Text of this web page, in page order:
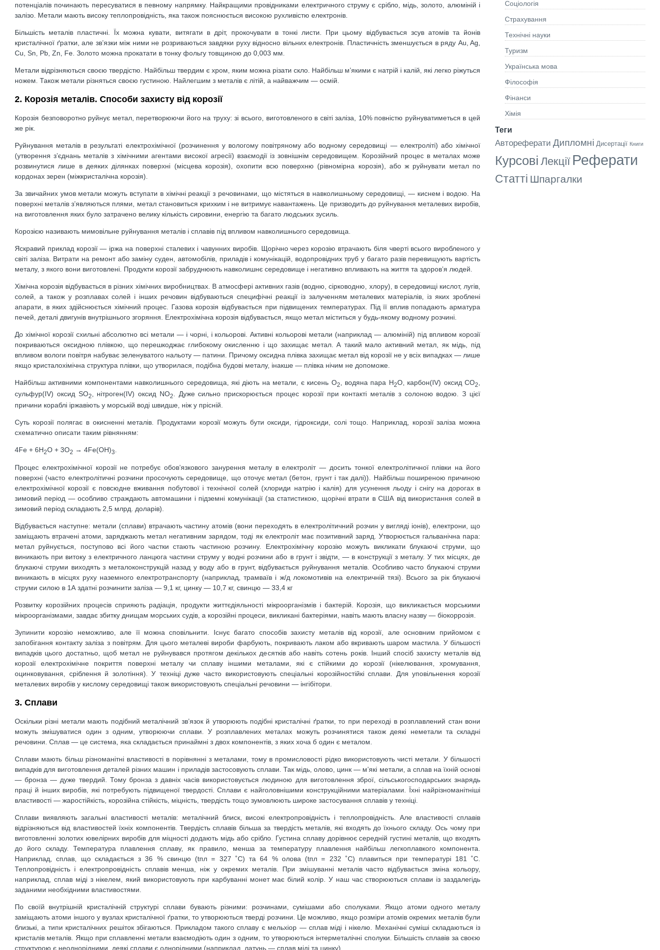
потенціалів починають пересуватися в певному напрямку. Найкращими провідниками електричного струму є срібло, мідь, золото, алюміній і
залізо. Метали мають високу теплопровідність, яка також пояснюється високою рухливістю електронів.
Більшість металів пластичні. Їх можна кувати, витягати в дріт, прокочувати в тонкі листи. При цьому відбувається зсув атомів та йонів
кристалічної ґратки, але зв’язки між ними не розриваються завдяки руху відносно вільних електронів. Пластичність зменшується в ряду Au, Ag,
Cu, Sn, Pb, Zn, Fe. Золото можна прокатати в тонку фольгу товщиною до 0,003 мм.
Метали відрізняються своєю твердістю. Найбільш твердим є хром, яким можна різати скло. Найбільш м’якими є натрій і калій, які легко ріжуться
ножем. Також метали різняться своєю густиною. Найлегшим з металів є літій, а найважчим — осмій.
2. Корозія металів. Способи захисту від корозії
Корозія безповоротно руйнує метал, перетворюючи його на труху: зі всього, виготовленого в світі заліза, 10% повністю руйнуватиметься в цей
же рік.
Руйнування металів в результаті електрохімічної (розчинення у вологому повітряному або водному середовищі — електроліті) або хімічної
(утворення з’єднань металів з хімічними агентами високої агресії) взаємодії із зовнішнім середовищем. Корозійний процес в металах може
розвинутися лише в деяких ділянках поверхні (місцева корозія), охопити всю поверхню (рівномірна корозія), або ж руйнувати метал по
кордонах зерен (міжкристалічна корозія).
За звичайних умов метали можуть вступати в хімічні реакції з речовинами, що містяться в навколишньому середовищі, ― киснем і водою. На
поверхні металів з’являються плями, метал становиться крихким і не витримує навантажень. Це призводить до руйнування металевих виробів,
на виготовлення яких було затрачено велику кількість сировини, енергію та багато людських зусиль.
Корозією називають мимовільне руйнування металів і сплавів під впливом навколишнього середовища.
Яскравий приклад корозії ― іржа на поверхні сталевих і чавунних виробів. Щорічно через корозію втрачають біля чверті всього виробленого у
світі заліза. Витрати на ремонт або заміну суден, автомобілів, приладів і комунікацій, водопровідних труб у багато разів перевищують вартість
металу, з якого вони виготовлені. Продукти корозії забруднюють навколишнє середовище і негативно впливають на життя та здоров’я людей.
Хімічна корозія відбувається в різних хімічних виробництвах. В атмосфері активних газів (водню, сірководню, хлору), в середовищі кислот, лугів,
солей, а також у розплавах солей і інших речовин відбуваються специфічні реакції із залученням металевих матеріалів, із яких зроблені
апарати, в яких здійснюється хімічний процес. Газова корозія відбувається при підвищених температурах. Під її вплив попадають арматура
печей, деталі двигунів внутрішнього згоряння. Електрохімічна корозія відбувається, якщо метал міститься у будь-якому водному розчині.
До хімічної корозії схильні абсолютно всі метали — і чорні, і кольорові. Активні кольорові метали (наприклад — алюміній) під впливом корозії
покриваються оксидною плівкою, що перешкоджає глибокому окисленню і що захищає метал. А такий мало активний метал, як мідь, під
впливом вологи повітря набуває зеленуватого нальоту — патини. Причому оксидна плівка захищає метал від корозії не у всіх випадках — лише
якщо кристалохімічна структура плівки, що утворилася, подібна будові металу, інакше — плівка нічим не допоможе.
Найбільш активними компонентами навколишнього середовища, які діють на метали, є кисень О2 , водяна пара Н2О, карбон(IV) оксид СО2
сульфур(IV) оксид SО2 , нітроген(IV) оксид NО2
. Дуже сильно прискорюється процес корозії при контакті металів з солоною водою. З цієї
причини кораблі іржавіють у морській воді швидше, ніж у прісній.
Суть корозії полягає в окисненні металів. Продуктами корозії можуть бути оксиди, гідроксиди, солі тощо. Наприклад, корозії заліза можна
схематично описати таким рівнянням:
4Fe + 6H2O + 3O2 → 4Fe(OH)3
Процес електрохімічної корозії не потребує обов’язкового занурення металу в електроліт — досить тонкої електролітичної плівки на його
поверхні (часто електролітичні розчини просочують середовище, що оточує метал (бетон, грунт і так далі)). Найбільш поширеною причиною
електрохімічної корозії є повсюдне вживання побутової і технічної солей (хлориди натрію і калія) для усунення льоду і снігу на дорогах в
зимовий період — особливо страждають автомашини і підземні комунікації (за статистикою, щорічні втрати в США від використання солей в
зимовий період складають 2,5 млрд. доларів).
Відбувається наступне: метали (сплави) втрачають частину атомів (вони переходять в електролітичний розчин у вигляді іонів), електрони, що
заміщають втрачені атоми, заряджають метал негативним зарядом, тоді як електроліт має позитивний заряд. Утворюється гальванічна пара:
метал руйнується, поступово всі його частки стають частиною розчину. Електрохімічну корозію можуть викликати блукаючі струми, що
виникають при витоку з електричного ланцюга частини струму у водні розчини або в грунт і звідти, — в конструкції з металу. У тих місцях, де
блукаючі струми виходять з металоконструкцій назад у воду або в грунт, відбувається руйнування металів. Особливо часто блукаючі струми
виникають в місцях руху наземного електротранспорту (наприклад, трамваїв і ж/д локомотивів на електричній тязі). Всього за рік блукаючі
струми силою в 1А здатні розчинити заліза — 9,1 кг, цинку — 10,7 кг, свинцю — 33,4 кг
Розвитку корозійних процесів сприяють радіація, продукти життєдіяльності мікроорганізмів і бактерій. Корозія, що викликається морськими
мікроорганізмами, завдає збитку днищам морських судів, а корозійні процеси, викликані бактеріями, навіть мають власну назву — біокоррозія.
Зупинити корозію неможливо, але її можна сповільнити. Існує багато способів захисту металів від корозії, але основним прийомом є
запобігання контакту заліза з повітрям. Для цього металеві вироби фарбують, покривають лаком або вкривають шаром мастила. У більшості
випадків цього достатньо, щоб метал не руйнувався протягом декількох десятків або навіть сотень років. Інший спосіб захисту металів від
корозії електрохімічне покриття поверхні металу чи сплаву іншими металами, які є стійкими до корозії (нікелювання, хромування,
оцинковування, сріблення й золотіння). У техніці дуже часто використовують спеціальні корозійностійкі сплави. Для уповільнення корозії
металевих виробів у кислому середовищі також використовують спеціальні речовини ― інгібітори.
3. Сплави
Оскільки різні метали мають подібний металічний зв’язок й утворюють подібні кристалічні ґратки, то при переході в розплавлений стан вони
можуть змішуватися один з одним, утворюючи сплави. У розплавлених металах можуть розчинятися також деякі неметали та складні
речовини. Сплав ― це система, яка складається принаймні з двох компонентів, з яких хоча б один є металом.
Сплави мають більш різноманітні властивості в порівнянні з металами, тому в промисловості рідко використовують чисті метали. У більшості
випадків для виготовлення деталей різних машин і приладів застосовують сплави. Так мідь, олово, цинк — м’які метали, а сплав на їхній основі
― бронза ― дуже твердий. Тому бронза з давніх часів використовується людиною для виготовлення зброї, сільськогосподарських знарядь
праці й інших виробів, які потребують підвищеної твердості. Сплави є найголовнішими конструкційними матеріалами. Їхні найрізноманітніші
властивості ― жаростійкість, корозійна стійкість, міцність, твердість тощо зумовлюють широке застосування сплавів у техніці.
Сплави виявляють загальні властивості металів: металічний блиск, високі електропровідність і теплопровідність. Але властивості сплавів
відрізняються від властивостей їхніх компонентів. Твердість сплавів більша за твердість металів, які входять до їхнього складу. Ось чому при
виготовленні золотих ювелірних виробів для міцності додають мідь або срібло. Густина сплаву дорівнює середній густині металів, що входять
до його складу. Температура плавлення сплаву, як правило, менша за температуру плавлення найбільш легкоплавкого компонента.
Наприклад, сплав, що складається з 36 % свинцю (tпл = 327 ˚C) та 64 % олова (tпл = 232 ˚C) плавиться при температурі 181 ˚C.
Теплопровідність і електропровідність сплавів менша, ніж у окремих металів. При змішуванні металів часто відбувається зміна кольору,
наприклад, сплав міді з нікелем, який використовують при карбуванні монет має білий колір. У наш час створюються сплави із заздалегідь
заданими необхідними властивостями.
По своїй внутрішній кристалічній структурі сплави бувають різними: розчинами, сумішами або сполуками. Якщо атоми одного металу
заміщають атоми іншого у вузлах кристалічної ґратки, то утворюються тверді розчини. Це можливо, якщо розміри атомів окремих металів були
близькі, а типи кристалічних решіток збігаються. Прикладом такого сплаву є мельхіор ― сплав міді і нікелю. Механічні суміші складаються із
кристалів металів. Якщо при сплавленні метали взаємодіють один з одним, то утворюються інтерметалічні сполуки. Більшість сплавів за своєю
структурою є неоднорідними, деякі сплави є однорідними (наприклад, латунь ― сплав міді та цинку).
Соціологія
Страхування
Технічні науки
Туризм
Українська мова
Філософія
Фінанси
Хімія
Теги
Автореферати Дипломні Дисертації Книги
Курсові Лекції Реферати
Статті Шпаргалки